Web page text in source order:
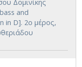
Δομινίκης
and
in D]. 2ο μέρος,